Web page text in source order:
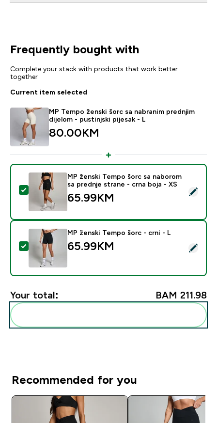
Frequently bought with
Complete your stack with products that work better
together
Current item selected
MP Tempo ženski šorc sa nabranim prednjim
dijelom - pustinjski pijesak - L
80.00KM‎
Select this product - MP ženski Tempo šorc sa
MP ženski Tempo šorc sa naborom
sa prednje strane - crna boja - XS
65.99KM‎
Select this product - MP ženski Tempo šorc - crni - L
MP ženski Tempo šorc - crni - L
65.99KM‎
Your total: BAM 211.98‎
Recommended for you